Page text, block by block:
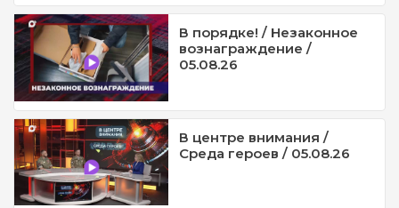
В порядке! / Незаконное
вознаграждение /
05.08.26
В центре внимания /
Среда героев / 05.08.26